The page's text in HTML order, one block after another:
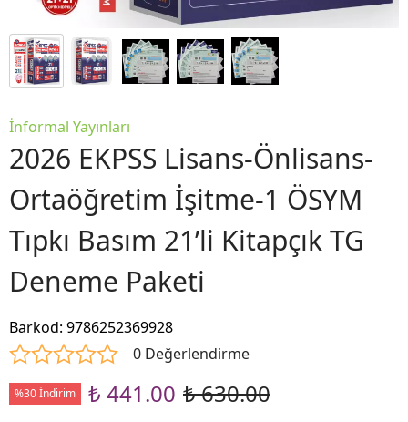
İnformal Yayınları
2026 EKPSS Lisans-Önlisans-
Ortaöğretim İşitme-1 ÖSYM
Tıpkı Basım 21’li Kitapçık TG
Deneme Paketi
Barkod: 9786252369928
0 Değerlendirme
%30 İndirim ₺ 441.00 ₺ 630.00